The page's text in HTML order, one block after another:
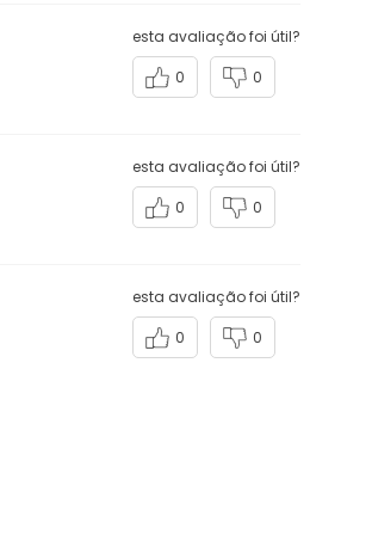
esta avaliação foi útil?
0
0
esta avaliação foi útil?
0
0
esta avaliação foi útil?
0
0